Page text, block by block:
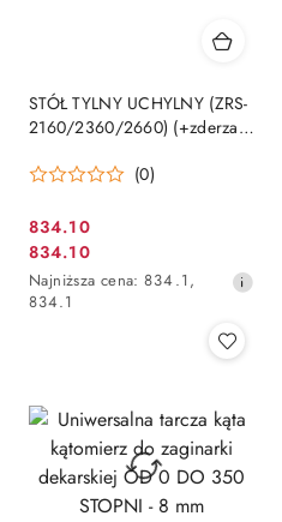
STÓŁ TYLNY UCHYLNY (ZRS-
2160/2360/2660) (+zderzaki
(0)
Cena
promocyjna:
834.10
Cena
promocyjna:
834.10
Najniższa
cena
obniżką
Najniższa cena: 834.1,
834.1